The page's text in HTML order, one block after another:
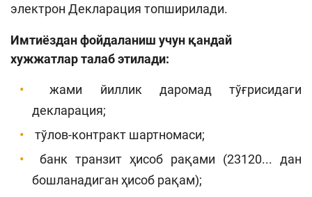
электрон Декларация топширилади.
Имтиёздан фойдаланиш учун қандай
хужжатлар талаб этилади:
жами йиллик даромад тўғрисидаги
декларация;
тўлов-контракт шартномаси;
банк транзит ҳисоб рақами (23120... дан
бошланадиган ҳисоб рақам);